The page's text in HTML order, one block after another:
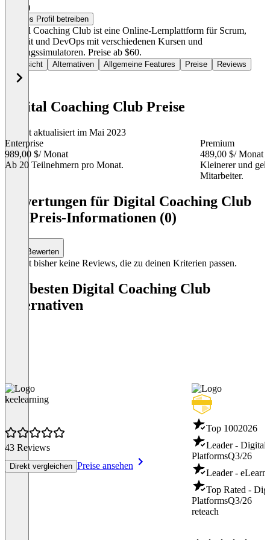
(1)
Dieses Profil betreiben
Digital Coaching Club ist eine Online-Lernplattform für Scrum,
Agilität und DevOps mit verschiedenen Kursen und
Prüfungssimulatoren. Preise ab $60.
Übersicht Alternativen Allgemeine Features Preise Reviews
Digital Coaching Club Preise
Zuletzt aktualisiert im Mai 2023
Enterprise
989,00 $/ Monat
Ab 20 Teilnehmern pro Monat.
Premium
489,00 $/ Monat
Kleinerer und
Mitarbeiter.
Bewertungen für Digital Coaching Club
mit Preis-Informationen (0)
Bewerten
Es gibt bisher keine Reviews, die zu deinen Kriterien passen.
Die besten Digital Coaching Club
Alternativen
keelearning
43 Reviews
Direkt vergleichen Preise ansehen
Top 1002026
Leader - Digital
PlatformsQ3/26
Leader -
Top Rated -
PlatformsQ3/26
reteach